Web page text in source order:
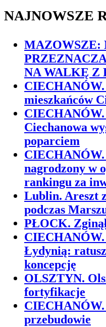
NAJNOWSZE
MAZOWSZE:
NA WALKĘ Z
mieszkańców
Ciechanowa
poparciem
CIECHANÓW.
nagrodzony w
rankingu za
Lublin. Areszt
podczas
PŁOCK.
Łydynią:
koncepcję
OLSZTYN.
fortyfikacje
przebudowie